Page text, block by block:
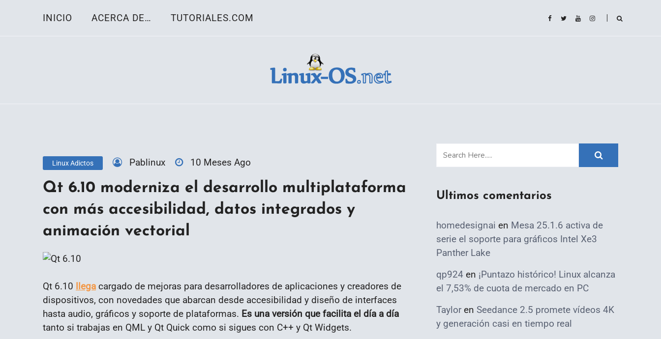
INICIO ACERCA DE… TUTORIALES.COM
Linux Adictos Pablinux 10 Meses Ago
Qt 6.10 moderniza el desarrollo multiplataforma
con más accesibilidad, datos integrados y
animación vectorial
Qt 6.10 llega cargado de mejoras para desarrolladores de aplicaciones y creadores de
dispositivos, con novedades que abarcan desde accesibilidad y diseño de interfaces
hasta audio, gráficos y soporte de plataformas. Es una versión que facilita el día a día
tanto si trabajas en QML y Qt Quick como si sigues con C++ y Qt Widgets.
Ultimos comentarios
homedesignai en Mesa 25.1.6 activa de
serie el soporte para gráficos Intel Xe3
Panther Lake
qp924 en ¡Puntazo histórico! Linux alcanza
el 7,53% de cuota de mercado en PC
Taylor en Seedance 2.5 promete vídeos 4K
y generación casi en tiempo real